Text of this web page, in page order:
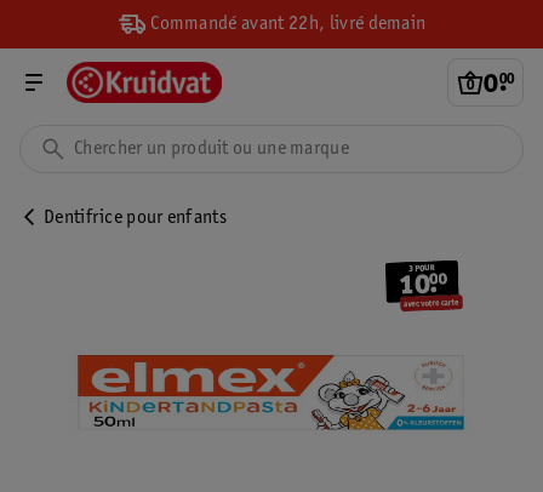
Commandé avant 22h, livré demain
0.
00
Dentifrice pour enfants